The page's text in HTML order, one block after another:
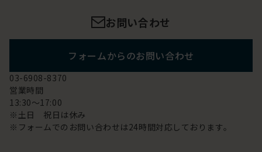
お問い合わせ
フォームからのお問い合わせ
03-6908-8370
営業時間
13:30～17:00
※土日 祝日は休み
※フォームでのお問い合わせは24時間対応しております。